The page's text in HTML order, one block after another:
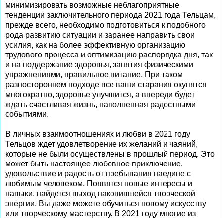
минимизировать возможные неблагоприятные
тенденции заключительного периода 2021 года Тельцам,
прежде всего, необходимо подготовиться к подобного
рода развитию ситуации и заранее направить свои
усилия, как на более эффективную организацию
трудового процесса и оптимизацию распорядка дня, так
и на поддержание здоровья, занятия физическими
упражнениями, правильное питание. При таком
разностороннем подходе все ваши старания окупятся
многократно, здоровье улучшится, а впереди будет
ждать счастливая жизнь, наполненная радостными
событиями.
В личных взаимоотношениях и любви в 2021 году
Тельцов ждет удовлетворение их желаний и чаяний,
которые не были осуществлены в прошлый период. Это
может быть настоящее любовное приключение,
удовольствие и радость от пребывания наедине с
любимым человеком. Появятся новые интересы и
навыки, найдется выход накопившейся творческой
энергии. Вы даже можете обучиться новому искусству
или творческому мастерству. В 2021 году многие из